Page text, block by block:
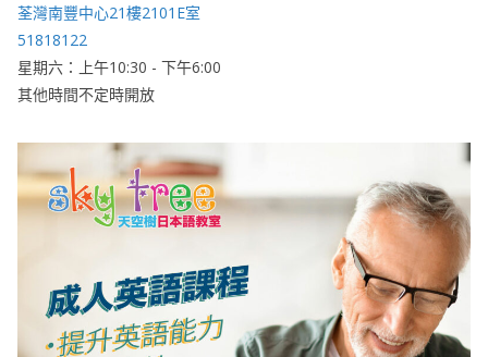
荃灣南豐中心21樓2101E室
51818122
星期六：上午10:30 - 下午6:00
其他時間不定時開放